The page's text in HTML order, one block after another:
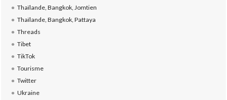
Thaïlande, Bangkok, Jomtien
Thaïlande, Bangkok, Pattaya
Threads
Tibet
TikTok
Tourisme
Twitter
Ukraine